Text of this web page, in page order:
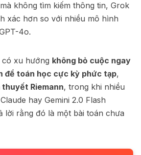
không tìm kiếm thông tin, Grok
xác hơn so với nhiều mô hình
4o.
có xu hướng không bỏ cuộc ngay
đề toán học cực kỳ phức tạp,
thuyết Riemann, trong khi nhiều
hay Gemini 2.0 Flash
lời rằng đó là một bài toán chưa